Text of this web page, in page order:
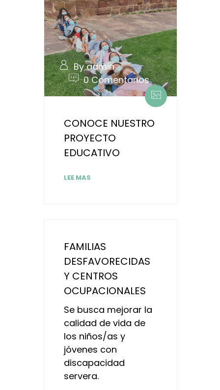
By admin
0 Comentarios
CONOCE NUESTRO
PROYECTO
EDUCATIVO
LEE MAS
FAMILIAS
DESFAVORECIDAS
Y CENTROS
OCUPACIONALES
Se busca mejorar la
calidad de vida de
los niños/as y
jóvenes con
discapacidad
servera.